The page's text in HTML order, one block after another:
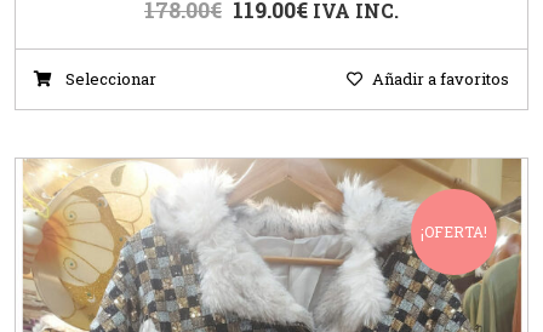
178.00€ 119.00€ IVA INC.
Seleccionar Añadir a favoritos
¡OFERTA!